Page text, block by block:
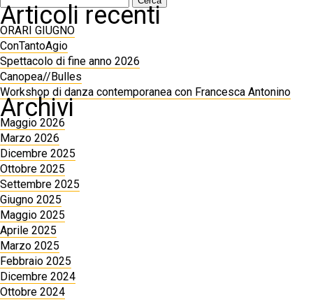
per:
Articoli recenti
ORARI GIUGNO
ConTantoAgio
Spettacolo di fine anno 2026
Canopea//Bulles
Workshop di danza contemporanea con Francesca Antonino
Archivi
Maggio 2026
Marzo 2026
Dicembre 2025
Ottobre 2025
Settembre 2025
Giugno 2025
Maggio 2025
Aprile 2025
Marzo 2025
Febbraio 2025
Dicembre 2024
Ottobre 2024